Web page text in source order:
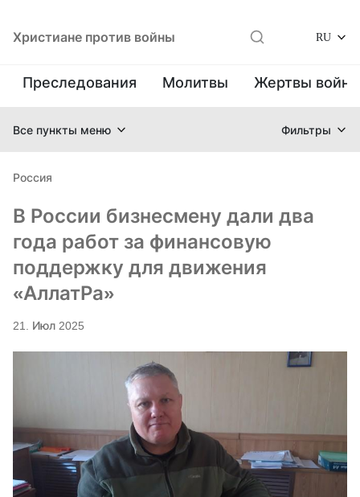
Христиане против войны RU
Преследования Молитвы Жертвы
Все пункты меню Фильтры
Россия
В России бизнесмену дали два
года работ за финансовую
поддержку для движения
«АллатРа»
21. Июл 2025